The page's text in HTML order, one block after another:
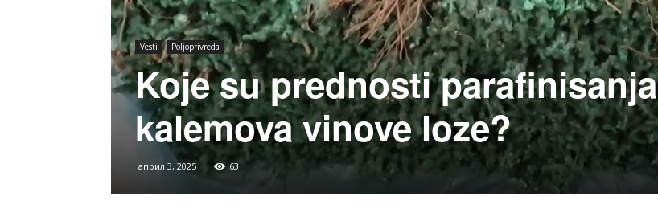
Vesti Poljoprivreda
Koje su prednosti parafinisanja
kalemova vinove loze?
април 3, 2025 63